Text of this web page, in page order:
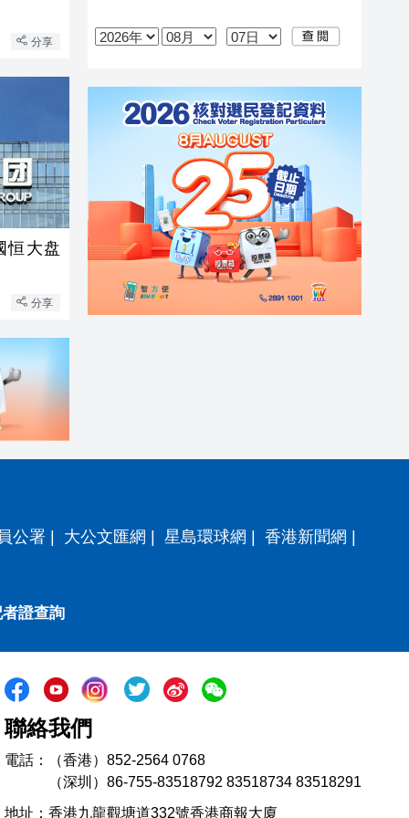
分享
恒大盘
分享
公署 大公文匯網 星島環球網 香港新聞網
證查詢
聯絡我們
電話：（香港）852-2564 0768
（深圳）86-755-83518792 83518734 83518291
地址：香港九龍觀塘道332號香港商報大廈